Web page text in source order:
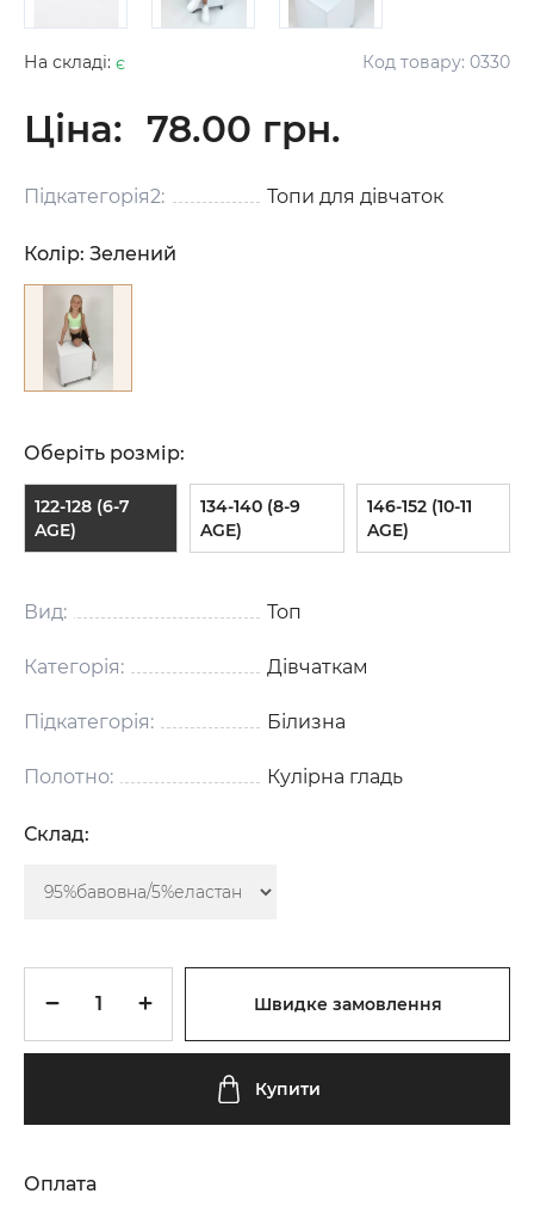
На складі: є Код товару: 0330
Ціна: 78.00 грн.
Підкатегорія2: Топи для дівчаток
Колір: Зелений
Оберіть розмір:
122-128 (6-7
AGE)
134-140 (8-9
AGE)
146-152 (10-11
AGE)
Вид: Топ
Категорія: Дівчаткам
Підкатегорія: Білизна
Полотно: Кулірна гладь
Склад:
Швидке замовлення
Купити
Оплата